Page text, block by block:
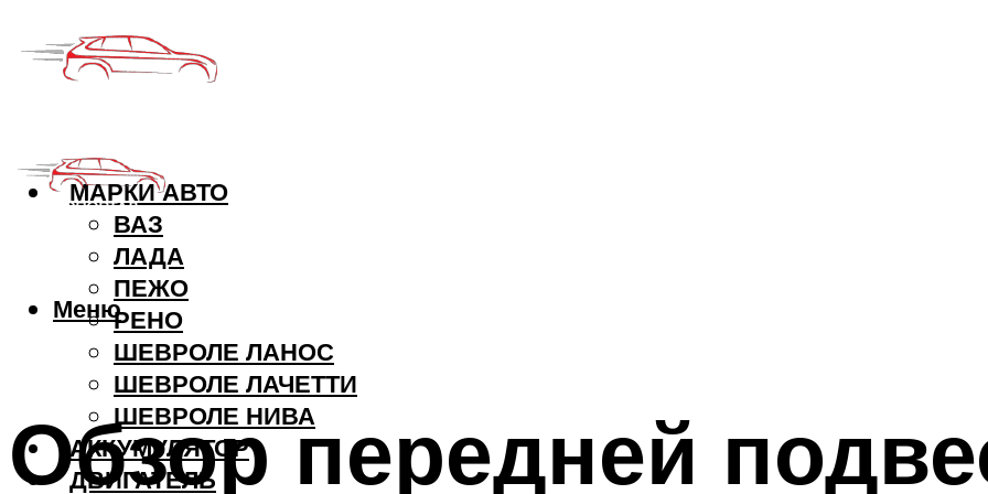
МАРКИ АВТО
ВАЗ
ЛАДА
ПЕЖО
РЕНО
ШЕВРОЛЕ ЛАНОС
ШЕВРОЛЕ ЛАЧЕТТИ
ШЕВРОЛЕ НИВА
АККУМУЛЯТОР
ДВИГАТЕЛЬ
Меню
Обзор передней